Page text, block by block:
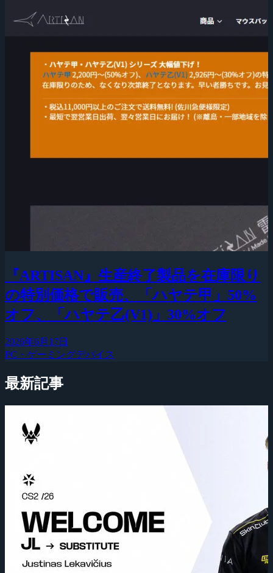
『ARTISAN』生産終了製品を在庫限り
の特別価格で販売、「ハヤテ甲」50%
オフ、「ハヤテ乙(V1)」30%オフ
2026年6月17日
PC・ゲーミングデバイス
最新記事